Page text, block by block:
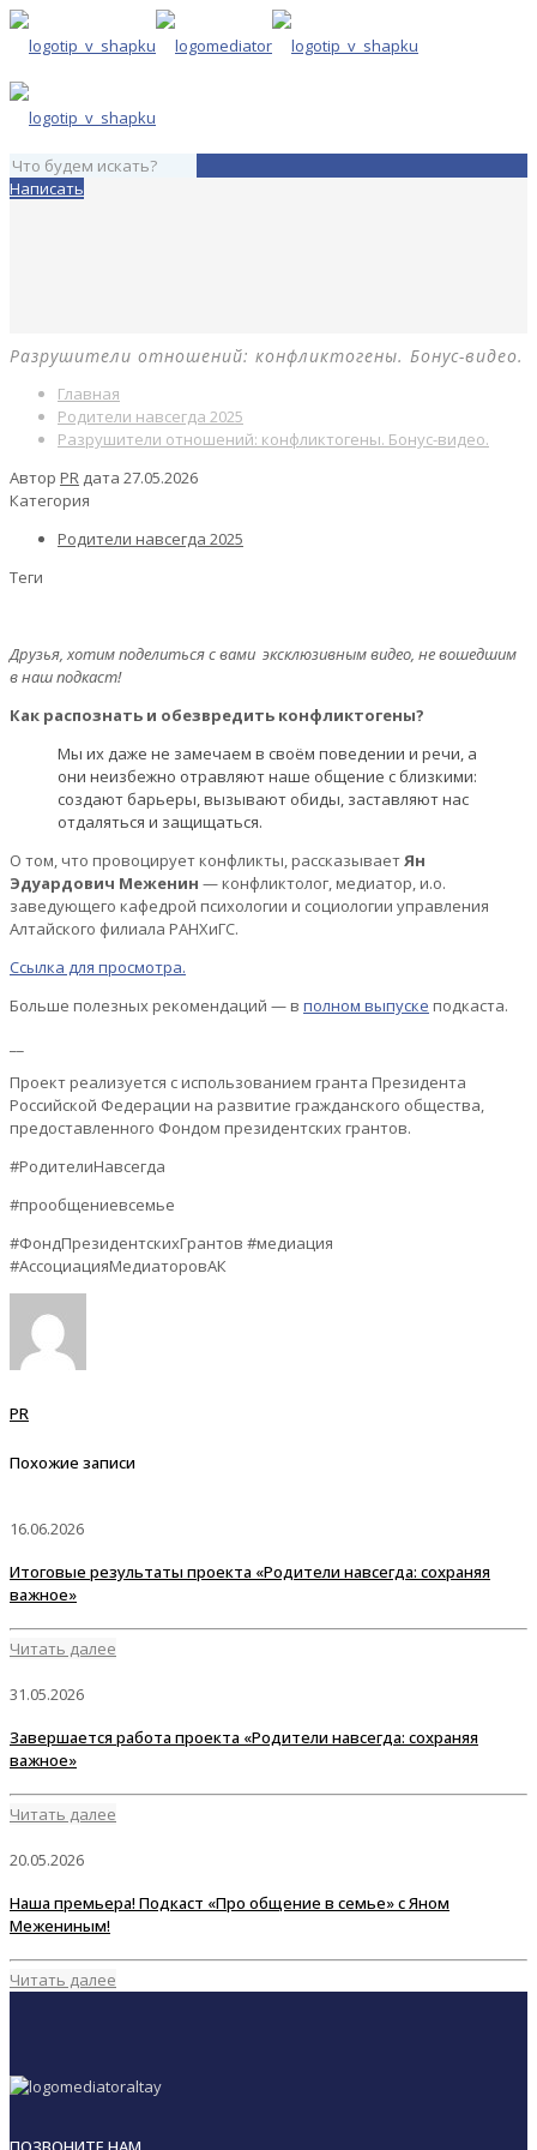
Написать
Разрушители отношений: конфликтогены. Бонус-видео.
Главная
Родители навсегда 2025
Разрушители отношений: конфликтогены. Бонус-видео.
Автор PR дата 27.05.2026
Категория
Родители навсегда 2025
Теги
Друзья, хотим поделиться с вами эксклюзивным видео, не вошедшим
в наш подкаст!
Как распознать и обезвредить конфликтогены?
Мы их даже не замечаем в своём поведении и речи, а
они неизбежно отравляют наше общение с близкими:
создают барьеры, вызывают обиды, заставляют нас
отдаляться и защищаться.
О том, что провоцирует конфликты, рассказываетЯн
Эдуардович Меженин — конфликтолог, медиатор, и.о.
заведующего кафедрой психологии и социологии управления
Алтайского филиала РАНХиГС.
Ссылка для просмотра.
Больше полезных рекомендаций — в полном выпуске подкаста.
Проект реализуется с использованием гранта Президента
Российской Федерации на развитие гражданского общества,
предоставленного Фондом президентских грантов.
#РодителиНавсегда
#прообщениевсемье
#ФондПрезидентскихГрантов #медиация
#АссоциацияМедиаторовАК
PR
Похожие записи
16.06.2026
Итоговые результаты проекта «Родители навсегда: сохраняя
важное»
Читать далее
31.05.2026
Завершается работа проекта «Родители навсегда: сохраняя
важное»
Читать далее
20.05.2026
Наша премьера! Подкаст «Про общение в семье» с Яном
Межениным!
Читать далее